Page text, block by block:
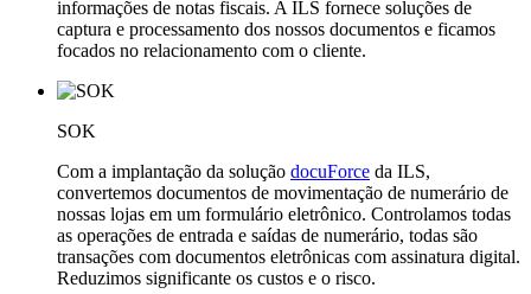
informações de notas fiscais. A ILS fornece soluções de
captura e processamento dos nossos documentos e ficamos
focados no relacionamento com o cliente.
SOK
Com a implantação da solução docuForce da ILS,
convertemos documentos de movimentação de numerário de
nossas lojas em um formulário eletrônico. Controlamos todas
as operações de entrada e saídas de numerário, todas são
transações com documentos eletrônicas com assinatura digital.
Reduzimos significante os custos e o risco.